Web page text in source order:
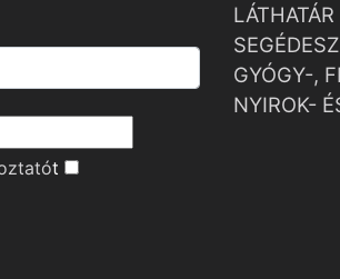
t
LÁTHATÁR
GYÓGY-,
NYIROK-